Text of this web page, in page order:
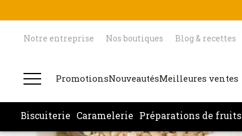
PromotionsNouveautésMeilleures ventes
Notre entreprise Nos boutiques Blog & recettes
Biscuiterie Caramelerie Préparations de fruits